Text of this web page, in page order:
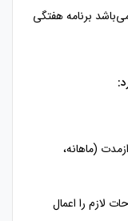
برنامه هفتگی
(ماهانه،
لازم را اعمال